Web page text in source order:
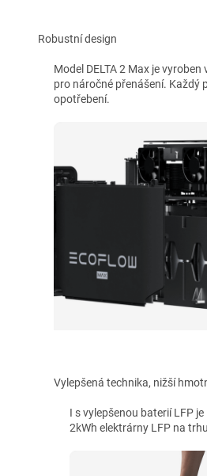
Robustní design
Model DELTA 2 Max je
pro náročné přenášení. Každý
opotřebení.
Vylepšená technika, nižší
I s vylepšenou baterií LFP je
2kWh elektrárny LFP na